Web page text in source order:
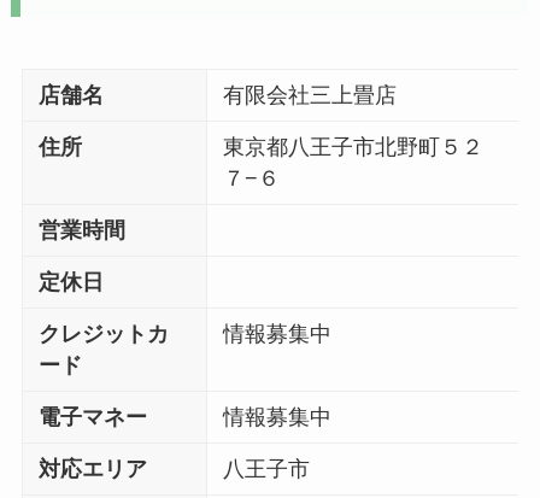
店舗名 有限会社三上畳店
住所
東京都八王子市北野町５２
７−６
営業時間
定休日
クレジットカ
ード
情報募集中
電子マネー 情報募集中
対応エリア 八王子市